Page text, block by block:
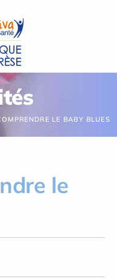
LE BABY BLUES
le